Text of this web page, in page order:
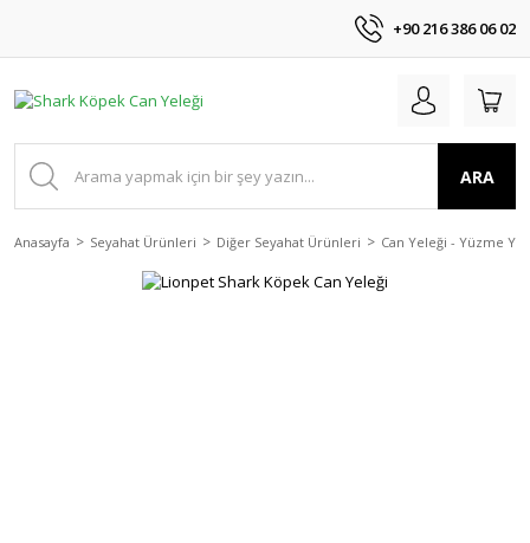
+90 216 386 06 02
ARA
Anasayfa Seyahat Ürünleri Diğer Seyahat Ürünleri Can Yeleği - Yüzme